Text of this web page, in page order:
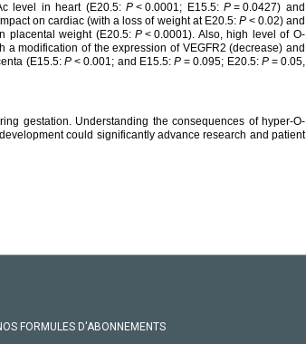
level in heart (E20.5:P < 0.0001; E15.5:P = 0.0427) and
on cardiac (with a loss of weight at E20.5: P < 0.02) and
placental weight (E20.5:P < 0.0001). Also, high level of O-
modification of the expression of VEGFR2 (decrease) and
(E15.5:P < 0.001; and E15.5:P = 0.095; E20.5: P = 0.05,
gestation. Understanding the consequences of hyper-O-
could significantly advance research and patient
FORMULES D'ABONNEMENTS